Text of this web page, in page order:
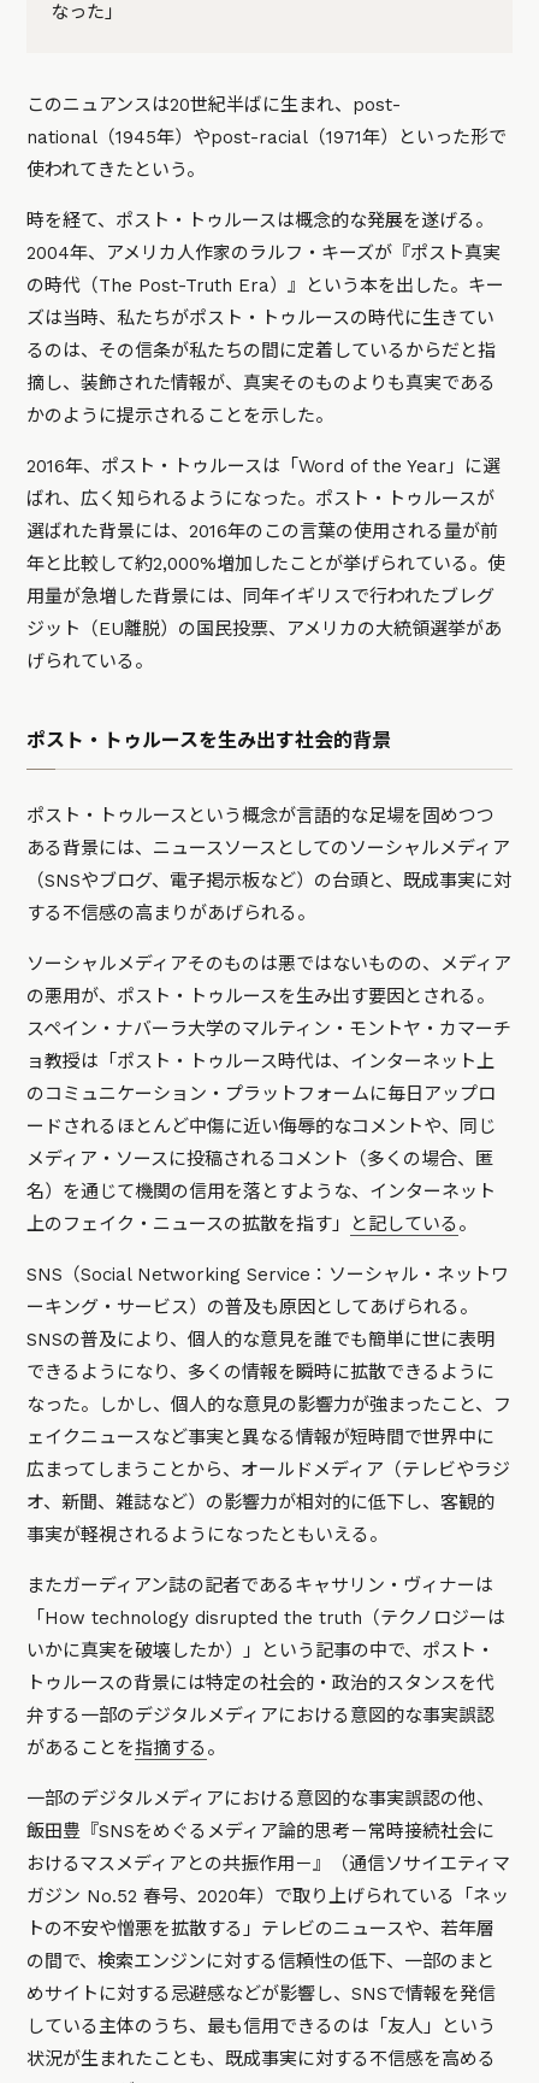
なった」
このニュアンスは20世紀半ばに生まれ、post-
national（1945年）やpost-racial（1971年）といった形で
使われてきたという。
時を経て、ポスト・トゥルースは概念的な発展を遂げる。
2004年、アメリカ人作家のラルフ・キーズが『ポスト真実
の時代（The Post-Truth Era）』という本を出した。キー
ズは当時、私たちがポスト・トゥルースの時代に生きてい
るのは、その信条が私たちの間に定着しているからだと指
摘し、装飾された情報が、真実そのものよりも真実である
かのように提示されることを示した。
2016年、ポスト・トゥルースは「Word of the Year」に選
ばれ、広く知られるようになった。ポスト・トゥルースが
選ばれた背景には、2016年のこの言葉の使用される量が前
年と比較して約2,000%増加したことが挙げられている。使
用量が急増した背景には、同年イギリスで行われたブレグ
ジット（EU離脱）の国民投票、アメリカの大統領選挙があ
げられている。
ポスト・トゥルースを生み出す社会的背景
ポスト・トゥルースという概念が言語的な足場を固めつつ
ある背景には、ニュースソースとしてのソーシャルメディア
（SNSやブログ、電子掲示板など）の台頭と、既成事実に対
する不信感の高まりがあげられる。
ソーシャルメディアそのものは悪ではないものの、メディア
の悪用が、ポスト・トゥルースを生み出す要因とされる。
スペイン・ナバーラ大学のマルティン・モントヤ・カマーチ
ョ教授は「ポスト・トゥルース時代は、インターネット上
のコミュニケーション・プラットフォームに毎日アップロ
ードされるほとんど中傷に近い侮辱的なコメントや、同じ
メディア・ソースに投稿されるコメント（多くの場合、匿
名）を通じて機関の信用を落とすような、インターネット
上のフェイク・ニュースの拡散を指す」
と記している。
SNS（Social Networking Service：ソーシャル・ネットワ
ーキング・サービス）の普及も原因としてあげられる。
SNSの普及により、個人的な意見を誰でも簡単に世に表明
できるようになり、多くの情報を瞬時に拡散できるように
なった。しかし、個人的な意見の影響力が強まったこと、フ
ェイクニュースなど事実と異なる情報が短時間で世界中に
広まってしまうことから、オールドメディア（テレビやラジ
オ、新聞、雑誌など）の影響力が相対的に低下し、客観的
事実が軽視されるようになったともいえる。
またガーディアン誌の記者であるキャサリン・ヴィナーは
「How technology disrupted the truth（テクノロジーは
いかに真実を破壊したか）」という記事の中で、ポスト・
トゥルースの背景には特定の社会的・政治的スタンスを代
弁する一部のデジタルメディアにおける意図的な事実誤認
があることを指摘する。
一部のデジタルメディアにおける意図的な事実誤認の他、
飯田豊『SNSをめぐるメディア論的思考－常時接続社会に
おけるマスメディアとの共振作用－』（通信ソサイエティマ
ガジン No.52 春号、2020年）で取り上げられている「ネッ
トの不安や憎悪を拡散する」テレビのニュースや、若年層
の間で、検索エンジンに対する信頼性の低下、一部のまと
めサイトに対する忌避感などが影響し、SNSで情報を発信
している主体のうち、最も信用できるのは「友人」という
状況が生まれたことも、既成事実に対する不信感を高める